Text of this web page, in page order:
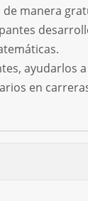
manera
ayudarlos
en